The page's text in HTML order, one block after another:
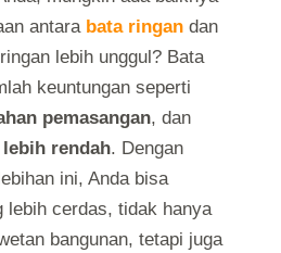
antara bata ringan dan
lebih unggul? Bata
keuntungan seperti
pemasangan, dan
rendah. Dengan
ini, Anda bisa
lebih cerdas, tidak hanya
bangunan, tetapi juga